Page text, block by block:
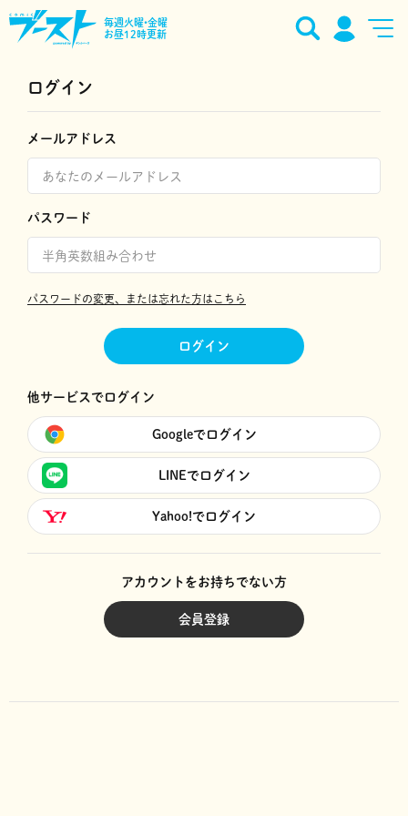
毎週火曜•金曜
お昼12時更新
ログイン
メールアドレス
パスワード
パスワードの変更、または忘れた方はこちら
ログイン
他サービスでログイン
Googleでログイン
LINEでログイン
Yahoo!でログイン
アカウントをお持ちでない方
会員登録